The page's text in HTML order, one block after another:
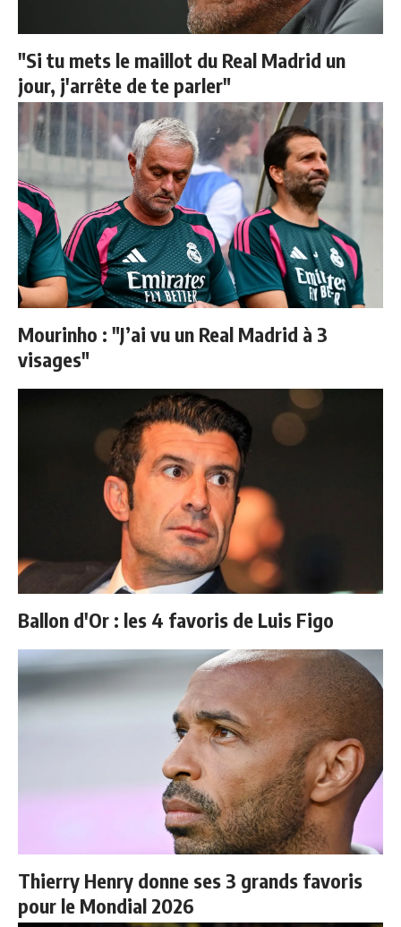
"Si tu mets le maillot du Real Madrid un
jour, j'arrête de te parler"
Mourinho : "J’ai vu un Real Madrid à 3
visages"
Ballon d'Or : les 4 favoris de Luis Figo
Thierry Henry donne ses 3 grands favoris
pour le Mondial 2026